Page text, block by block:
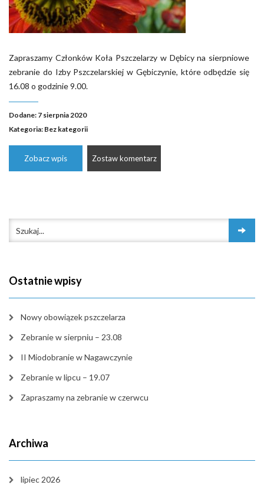
Zapraszamy Członków Koła Pszczelarzy w Dębicy na sierpniowe
zebranie do Izby Pszczelarskiej w Gębiczynie, które odbędzie się
16.08 o godzinie 9.00.
Dodane: 7 sierpnia 2020
Kategoria: Bez kategorii
Zobacz wpis Zostaw komentarz
Ostatnie wpisy
Nowy obowiązek pszczelarza
Zebranie w sierpniu – 23.08
II Miodobranie w Nagawczynie
Zebranie w lipcu – 19.07
Zapraszamy na zebranie w czerwcu
Archiwa
lipiec 2026